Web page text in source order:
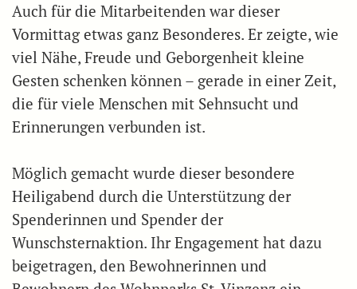
Auch für die Mitarbeitenden war dieser
Vormittag etwas ganz Besonderes. Er zeigte, wie
viel Nähe, Freude und Geborgenheit kleine
Gesten schenken können – gerade in einer Zeit,
die für viele Menschen mit Sehnsucht und
Erinnerungen verbunden ist.
Möglich gemacht wurde dieser besondere
Heiligabend durch die Unterstützung der
Spenderinnen und Spender der
Wunschsternaktion. Ihr Engagement hat dazu
beigetragen, den Bewohnerinnen und